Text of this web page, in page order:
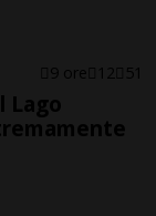
9 ore 12 51
Lago